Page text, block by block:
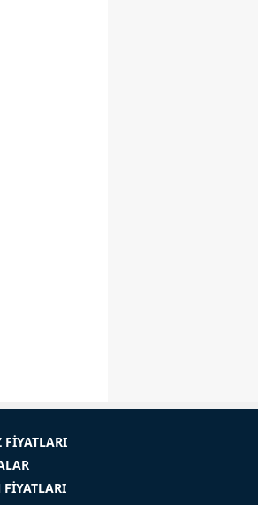
FİYATLARI